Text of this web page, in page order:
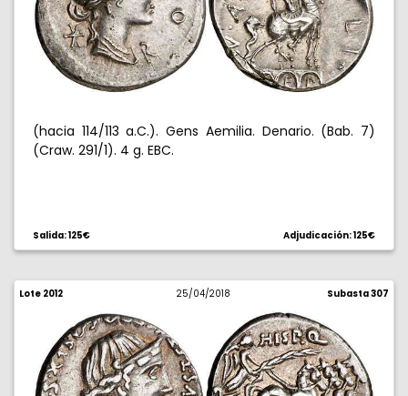
(hacia 114/113 a.C.). Gens Aemilia. Denario. (Bab. 7)
(Craw. 291/1). 4 g. EBC.
Salida: 125€ Adjudicación: 125€
Lote 2012 25/04/2018 Subasta 307